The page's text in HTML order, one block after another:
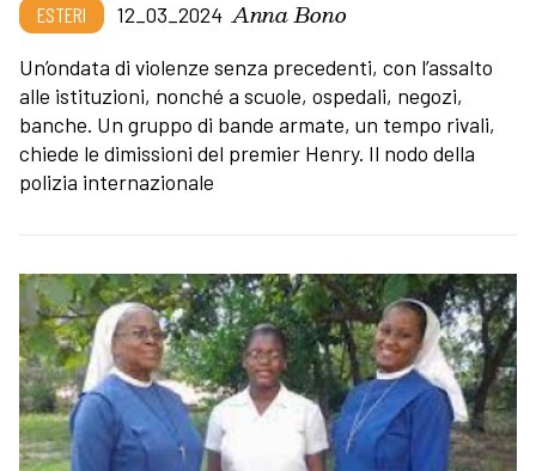
ESTERI 12_03_2024 Anna Bono
Un’ondata di violenze senza precedenti, con l’assalto
alle istituzioni, nonché a scuole, ospedali, negozi,
banche. Un gruppo di bande armate, un tempo rivali,
chiede le dimissioni del premier Henry. Il nodo della
polizia internazionale